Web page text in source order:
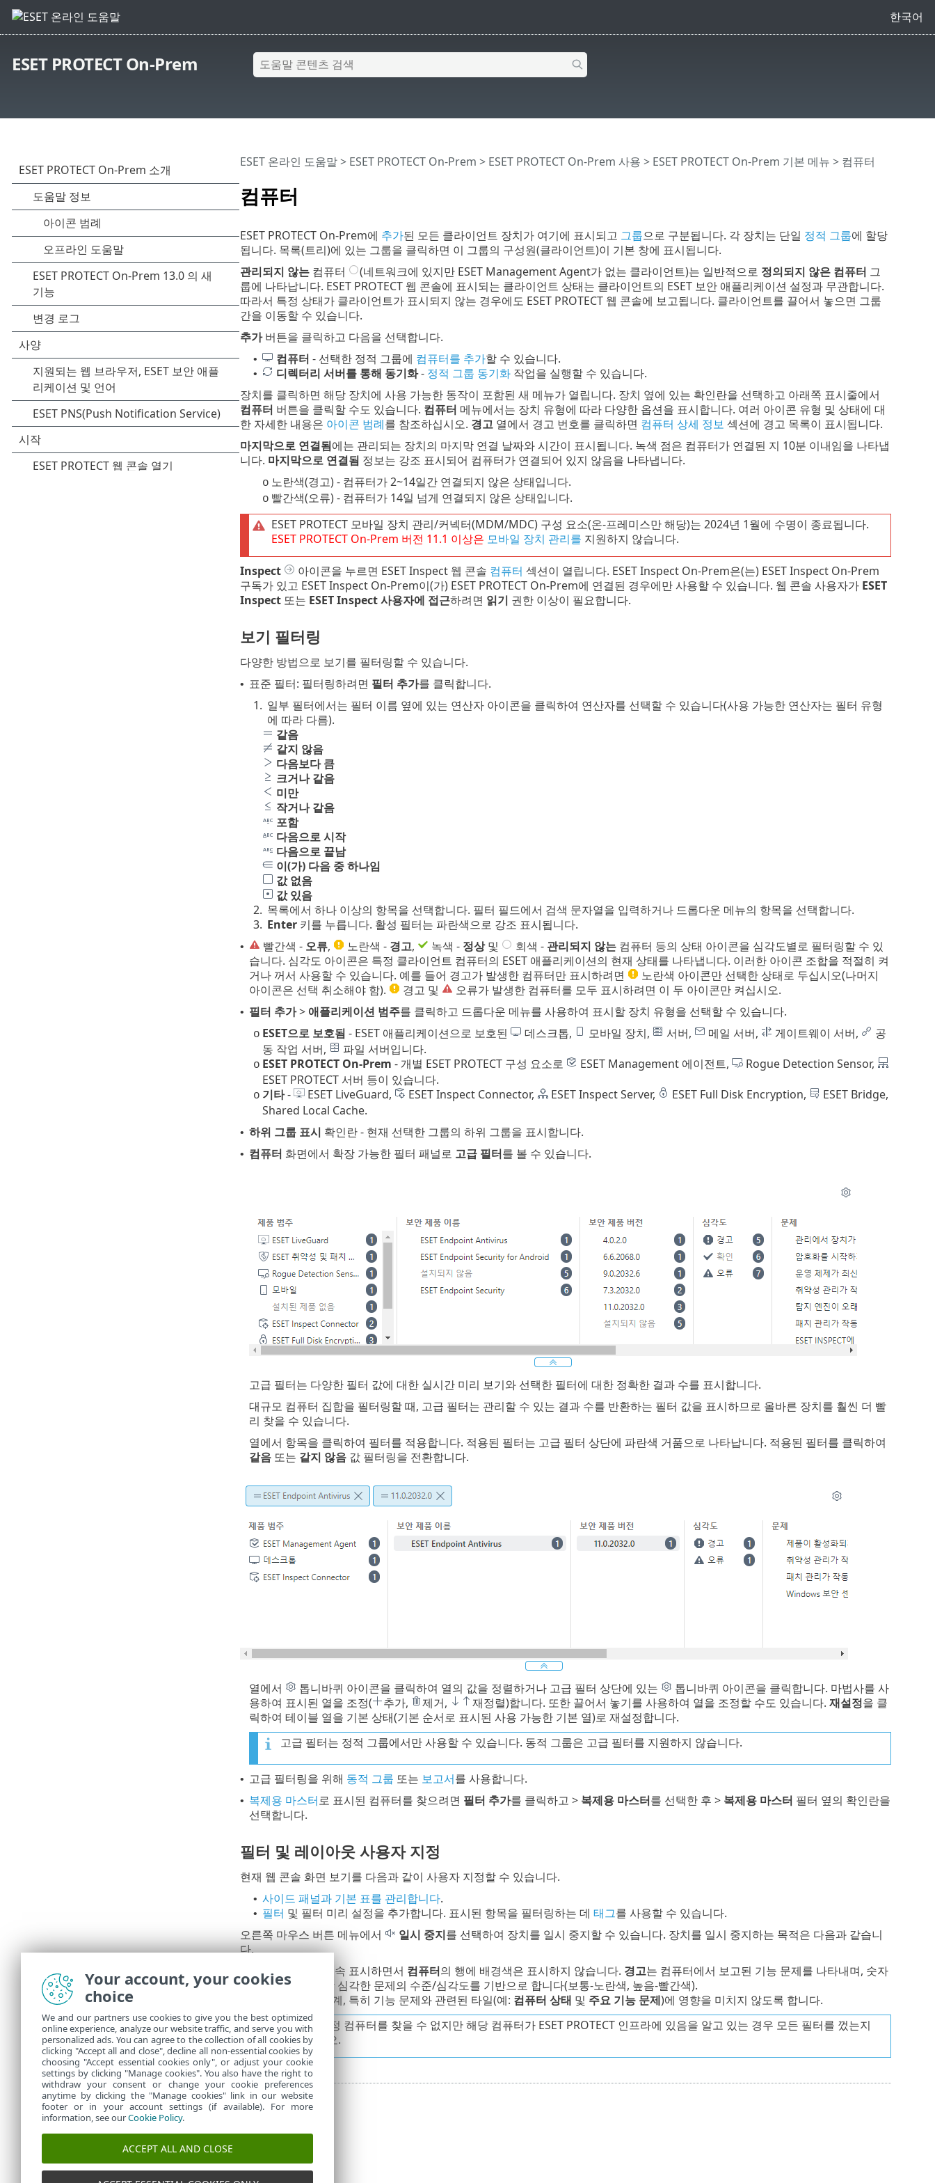
한국어
ESET PROTECT On-Prem
컴퓨터
ESET 온라인 도움말> ESET PROTECT On-Prem > ESET PROTECT On-Prem 사용 > ESET PROTECT On-Prem 기본 메뉴 > 컴퓨터
ESET PROTECT On-Prem에 추가된 모든 클라이언트 장치가 여기에 표시되고 그룹으로 구분됩니다. 각 장치는 단일 정적 그룹에 할당
됩니다. 목록(트리)에 있는 그룹을 클릭하면 이 그룹의 구성원(클라이언트)이 기본 창에 표시됩니다.
관리되지 않는컴퓨터 (네트워크에 있지만 ESET Management Agent가 없는 클라이언트)는 일반적으로 정의되지 않은 컴퓨터 그
룹에 나타납니다. ESET PROTECT 웹 콘솔에 표시되는 클라이언트 상태는 클라이언트의 ESET 보안 애플리케이션 설정과 무관합니다.
따라서 특정 상태가 클라이언트가 표시되지 않는 경우에도 ESET PROTECT 웹 콘솔에 보고됩니다. 클라이언트를 끌어서 놓으면 그룹
간을 이동할 수 있습니다.
추가버튼을 클릭하고 다음을 선택합니다.
• 컴퓨터 - 선택한 정적 그룹에 컴퓨터를 추가할 수 있습니다.
• 디렉터리 서버를 통해 동기화- 정적 그룹 동기화작업을 실행할 수 있습니다.
장치를 클릭하면 해당 장치에 사용 가능한 동작이 포함된 새 메뉴가 열립니다. 장치 옆에 있는 확인란을 선택하고 아래쪽 표시줄에서
컴퓨터 버튼을 클릭할 수도 있습니다. 컴퓨터 메뉴에서는 장치 유형에 따라 다양한 옵션을 표시합니다. 여러 아이콘 유형 및 상태에 대
한 자세한 내용은 아이콘 범례를 참조하십시오. 경고열에서 경고 번호를 클릭하면 컴퓨터 상세 정보 섹션에 경고 목록이 표시됩니다.
마지막으로 연결됨에는 관리되는 장치의 마지막 연결 날짜와 시간이 표시됩니다. 녹색 점은 컴퓨터가 연결된 지 10분 이내임을 나타냅
니다. 마지막으로 연결됨 정보는 강조 표시되어 컴퓨터가 연결되어 있지 않음을 나타냅니다.
o 노란색(경고) - 컴퓨터가 2~14일간 연결되지 않은 상태입니다.
o 빨간색(오류) - 컴퓨터가 14일 넘게 연결되지 않은 상태입니다.
ESET PROTECT 모바일 장치 관리/커넥터(MDM/MDC) 구성 요소(온-프레미스만 해당)는 2024년 1월에 수명이 종료됩니다.
ESET PROTECT On-Prem 버전 11.1 이상은 모바일 장치 관리를 지원하지 않습니다.
Inspect 아이콘을 누르면 ESET Inspect 웹 콘솔 컴퓨터 섹션이 열립니다. ESET Inspect On-Prem은(는) ESET Inspect On-Prem
구독가 있고 ESET Inspect On-Prem이(가) ESET PROTECT On-Prem에 연결된 경우에만 사용할 수 있습니다. 웹 콘솔 사용자가 ESET
Inspect또는 ESET Inspect 사용자에 접근하려면 읽기 권한 이상이 필요합니다.
보기 필터링
다양한 방법으로 보기를 필터링할 수 있습니다.
• 표준 필터: 필터링하려면 필터 추가를 클릭합니다.
1. 일부 필터에서는 필터 이름 옆에 있는 연산자 아이콘을 클릭하여 연산자를 선택할 수 있습니다(사용 가능한 연산자는 필터 유형
에 따라 다름).
같음
같지 않음
다음보다 큼
크거나 같음
미만
작거나 같음
포함
다음으로 시작
다음으로 끝남
이(가) 다음 중 하나임
값 없음
값 있음
2. 목록에서 하나 이상의 항목을 선택합니다. 필터 필드에서 검색 문자열을 입력하거나 드롭다운 메뉴의 항목을 선택합니다.
3. Enter키를 누릅니다. 활성 필터는 파란색으로 강조 표시됩니다.
• 빨간색 - 오류, 노란색 - 경고, 녹색 - 정상및 회색 - 관리되지 않는컴퓨터 등의 상태 아이콘을 심각도별로 필터링할 수 있
습니다. 심각도 아이콘은 특정 클라이언트 컴퓨터의 ESET 애플리케이션의 현재 상태를 나타냅니다. 이러한 아이콘 조합을 적절히 켜
거나 꺼서 사용할 수 있습니다. 예를 들어 경고가 발생한 컴퓨터만 표시하려면
노란색 아이콘만 선택한 상태로 두십시오(나머지
아이콘은 선택 취소해야 함).
경고 및 오류가 발생한 컴퓨터를 모두 표시하려면 이 두 아이콘만 켜십시오.
• 필터 추가> 애플리케이션 범주를 클릭하고 드롭다운 메뉴를 사용하여 표시할 장치 유형을 선택할 수 있습니다.
o ESET으로 보호됨 - ESET 애플리케이션으로 보호된 데스크톱, 모바일 장치, 서버, 메일 서버, 게이트웨이 서버,
공
동 작업 서버,
파일 서버입니다.
o ESET PROTECT On-Prem - 개별 ESET PROTECT 구성 요소로 ESET Management 에이전트,
Rogue Detection Sensor,
ESET PROTECT 서버 등이 있습니다.
o 기타- ESET LiveGuard, ESET Inspect Connector, ESET Inspect Server, ESET Full Disk Encryption,
ESET Bridge,
Shared Local Cache.
• 하위 그룹 표시 확인란 - 현재 선택한 그룹의 하위 그룹을 표시합니다.
• 컴퓨터 화면에서 확장 가능한 필터 패널로 고급 필터를 볼 수 있습니다.
고급 필터는 다양한 필터 값에 대한 실시간 미리 보기와 선택한 필터에 대한 정확한 결과 수를 표시합니다.
대규모 컴퓨터 집합을 필터링할 때, 고급 필터는 관리할 수 있는 결과 수를 반환하는 필터 값을 표시하므로 올바른 장치를 훨씬 더 빨
리 찾을 수 있습니다.
열에서 항목을 클릭하여 필터를 적용합니다. 적용된 필터는 고급 필터 상단에 파란색 거품으로 나타납니다. 적용된 필터를 클릭하여
같음또는 같지 않음값 필터링을 전환합니다.
열에서 톱니바퀴 아이콘을 클릭하여 열의 값을 정렬하거나 고급 필터 상단에 있는
톱니바퀴 아이콘을 클릭합니다. 마법사를 사
용하여 표시된 열을 조정(
추가, 제거, 재정렬)합니다. 또한 끌어서 놓기를 사용하여 열을 조정할 수도 있습니다. 재설정을 클
릭하여 테이블 열을 기본 상태(기본 순서로 표시된 사용 가능한 기본 열)로 재설정합니다.
고급 필터는 정적 그룹에서만 사용할 수 있습니다. 동적 그룹은 고급 필터를 지원하지 않습니다.
• 고급 필터링을 위해 동적 그룹 또는 보고서를 사용합니다.
• 복제용 마스터로 표시된 컴퓨터를 찾으려면 필터 추가를 클릭하고 > 복제용 마스터를 선택한 후 > 복제용 마스터 필터 옆의 확인란을
선택합니다.
필터 및 레이아웃 사용자 지정
현재 웹 콘솔 화면 보기를 다음과 같이 사용자 지정할 수 있습니다.
• 사이드 패널과 기본 표를 관리합니다.
• 필터 및 필터 미리 설정을 추가합니다. 표시된 항목을 필터링하는 데 태그를 사용할 수 있습니다.
오른쪽 마우스 버튼 메뉴에서
일시 중지를 선택하여 장치를 일시 중지할 수 있습니다. 장치를 일시 중지하는 목적은 다음과 같습니
다.
경고 의 수를 계속 표시하면서 컴퓨터의 행에 배경색은 표시하지 않습니다. 경고는 컴퓨터에서 보고된 기능 문제를 나타내며, 숫자
의 색상은 가장 심각한 문제의 수준/심각도를 기반으로 합니다(보통-노란색, 높음-빨간색).
대시보드의 통계, 특히 기능 문제와 관련된 타일(예: 컴퓨터 상태 및 주요 기능 문제)에 영향을 미치지 않도록 합니다.
목록에서 특정 컴퓨터를 찾을 수 없지만 해당 컴퓨터가 ESET PROTECT 인프라에 있음을 알고 있는 경우 모든 필터를 껐는지
확인하십시오.
Your account, your cookies
choice
We and our partners use cookies to give you the best optimized
online experience, analyze our website traffic, and serve you with
personalized ads. You can agree to the collection of all cookies by
clicking "Accept all and close", decline all non-essential cookies by
choosing "Accept essential cookies only", or adjust your cookie
settings by clicking "Manage cookies". You also have the right to
withdraw your consent or change your cookie preferences
anytime by clicking the "Manage cookies" link in our website
footer or in your account settings (if available). For more
information, see ourCookie Policy.
ACCEPT ALL AND CLOSE